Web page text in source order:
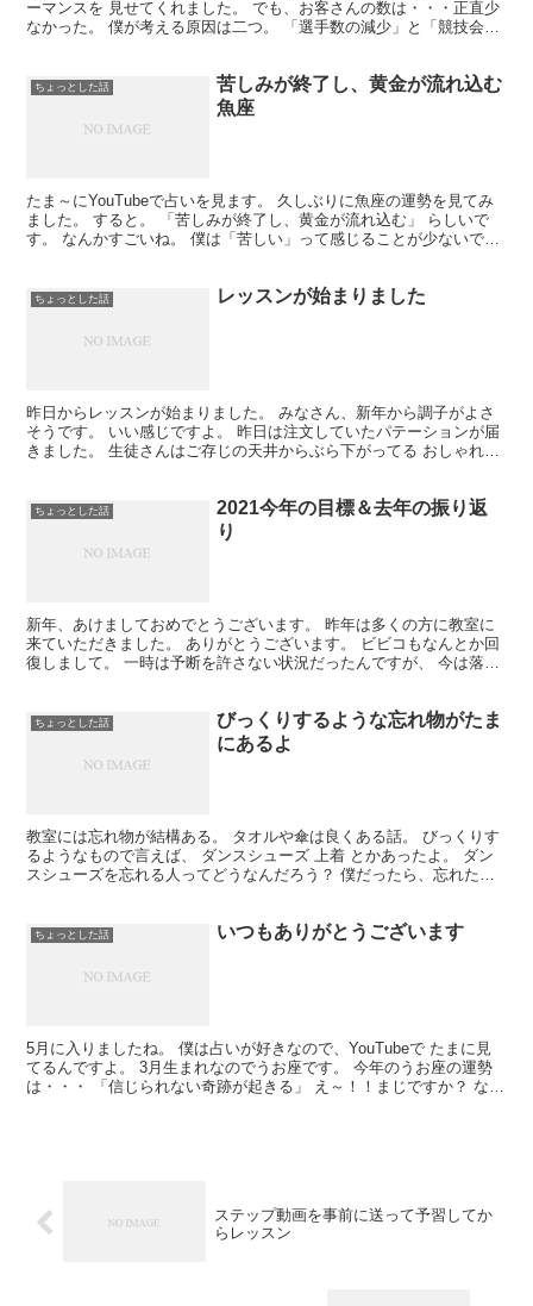
ーマンスを 見せてくれました。 でも、お客さんの数は・・・正直少
なかった。 僕が考える原因は二つ。 「選手数の減少」と「競技会の
ちょっとした話
苦しみが終了し、黄金が流れ込む
魚座
たま～にYouTubeで占いを見ます。 久しぶりに魚座の運勢を見てみ
ました。 すると。 「苦しみが終了し、黄金が流れ込む」 らしいで
す。 なんかすごいね。 僕は「苦しい」って感じることが少ないで
ちょっとした話 レッスンが始まりました
昨日からレッスンが始まりました。 みなさん、新年から調子がよさ
そうです。 いい感じですよ。 昨日は注文していたパテーションが届
きました。 生徒さんはご存じの天井からぶら下がってる おしゃれな
ちょっとした話
2021今年の目標＆去年の振り返
り
新年、あけましておめでとうございます。 昨年は多くの方に教室に
来ていただきました。 ありがとうございます。 ビビコもなんとか回
復しまして。 一時は予断を許さない状況だったんですが、 今は落ち
ちょっとした話
びっくりするような忘れ物がたま
にあるよ
教室には忘れ物が結構ある。 タオルや傘は良くある話。 びっくりす
るようなもので言えば、 ダンスシューズ 上着 とかあったよ。 ダン
スシューズを忘れる人ってどうなんだろう？ 僕だったら、忘れたら
ちょっとした話 いつもありがとうございます
5月に入りましたね。 僕は占いが好きなので、YouTubeで たまに見
てるんですよ。 3月生まれなのでうお座です。 今年のうお座の運勢
は・・・ 「信じられない奇跡が起きる」 え～！！まじですか？ なん
ステップ動画を事前に送って予習してか
らレッスン